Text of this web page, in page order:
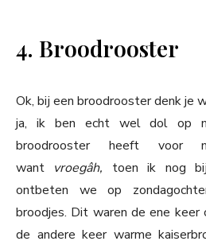
4. Broodrooster
Ok, bij een broodrooster denk je
ja, ik ben echt wel dol op
broodrooster heeft voor
want vroegâh, toen ik nog
ontbeten we op
broodjes. Dit waren de ene keer
de andere keer warme